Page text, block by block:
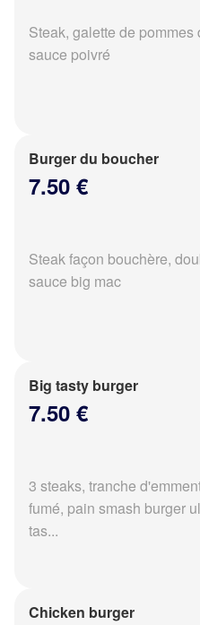
Steak, galette de pommes
sauce poivré
Burger du boucher
7.50 €
Steak façon bouchère,
sauce big mac
Big tasty burger
7.50 €
3 steaks, tranche
fumé, pain smash burger
tas...
Chicken burger